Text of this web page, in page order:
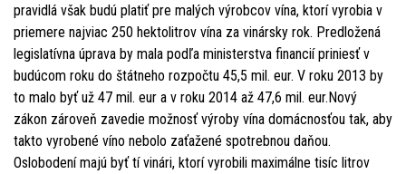
pravidlá však budú platiť pre malých výrobcov vína, ktorí vyrobia v
priemere najviac 250 hektolitrov vína za vinársky rok. Predložená
legislatívna úprava by mala podľa ministerstva financií priniesť v
budúcom roku do štátneho rozpočtu 45,5 mil. eur. V roku 2013 by
to malo byť už 47 mil. eur a v roku 2014 až 47,6 mil. eur.Nový
zákon zároveň zavedie možnosť výroby vína domácnosťou tak, aby
takto vyrobené víno nebolo zaťažené spotrebnou daňou.
Oslobodení majú byť tí vinári, ktorí vyrobili maximálne tisíc litrov